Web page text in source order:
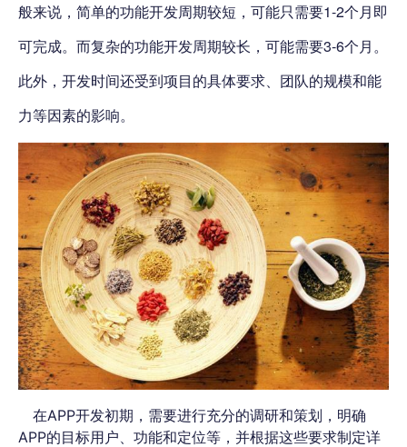
般来说，简单的功能开发周期较短，可能只需要1-2个月即
可完成。而复杂的功能开发周期较长，可能需要3-6个月。
此外，开发时间还受到项目的具体要求、团队的规模和能
力等因素的影响。
在APP开发初期，需要进行充分的调研和策划，明确
APP的目标用户、功能和定位等，并根据这些要求制定详